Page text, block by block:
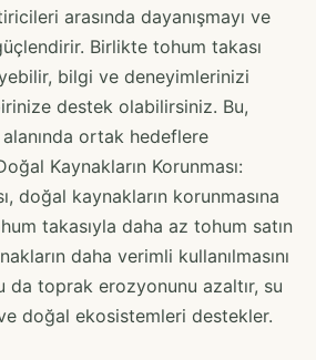
arasında dayanışmayı ve
Birlikte tohum takası
bilgi ve deneyimlerinizi
destek olabilirsiniz. Bu,
ortak hedeflere
Kaynakların Korunması:
doğal kaynakların korunmasına
takasıyla daha az tohum satın
daha verimli kullanılmasını
da toprak erozyonunu azaltır, su
doğal ekosistemleri destekler.